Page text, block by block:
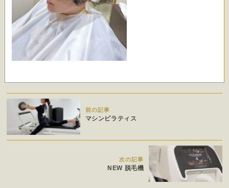
前の記事
マシンピラティス
次の記事
NEW 脱毛機